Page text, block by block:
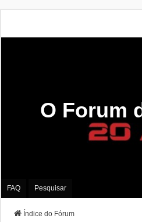
O Forum
FAQ Pesquisar
Índice do Fórum